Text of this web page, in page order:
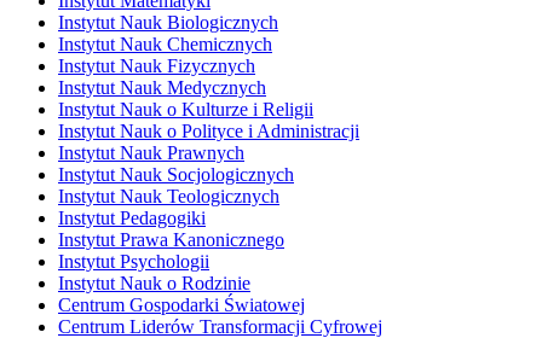
Instytut Nauk Biologicznych
Instytut Nauk Chemicznych
Instytut Nauk Fizycznych
Instytut Nauk Medycznych
Instytut Nauk o Kulturze i Religii
Instytut Nauk o Polityce i Administracji
Instytut Nauk Prawnych
Instytut Nauk Socjologicznych
Instytut Nauk Teologicznych
Instytut Pedagogiki
Instytut Prawa Kanonicznego
Instytut Psychologii
Instytut Nauk o Rodzinie
Centrum Gospodarki Światowej
Centrum Liderów Transformacji Cyfrowej